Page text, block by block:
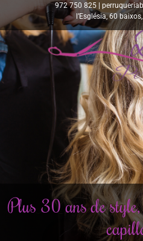
972 750 825 |
l’Església, 60
Plus 30 ans de style,